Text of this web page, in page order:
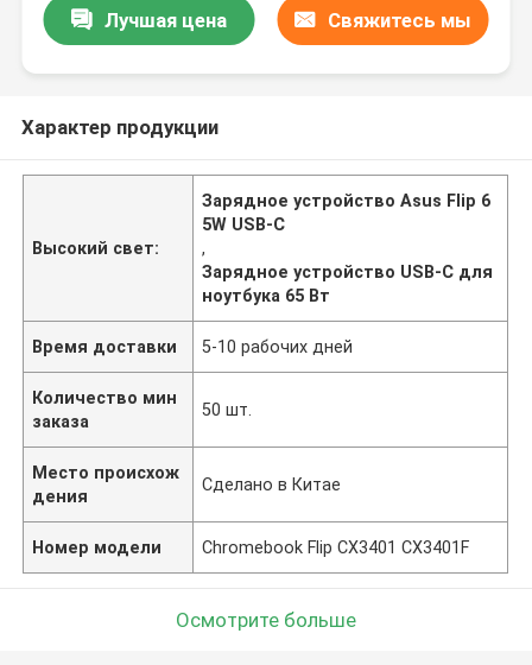
Лучшая цена Свяжитесь мы
Характер продукции
Высокий свет:
Зарядное устройство Asus Flip 6
5W USB-C
,
Зарядное устройство USB-C для
ноутбука 65 Вт
Время доставки 5-10 рабочих дней
Количество мин
заказа
50 шт.
Место происхож
дения
Сделано в Китае
Номер модели Chromebook Flip CX3401 CX3401F
Осмотрите больше